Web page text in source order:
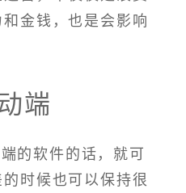
和金钱，也是会影响
端
的软件的话，就可
时候也可以保持很